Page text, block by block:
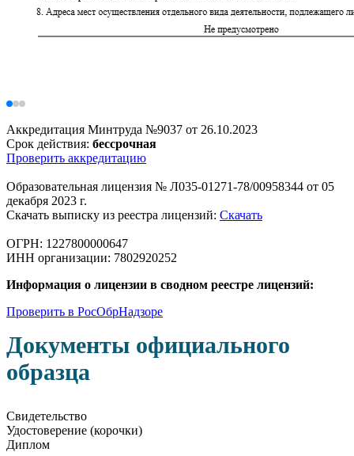
Аккредитация Минтруда №9037 от 26.10.2023
Срок действия: бессрочная
Проверить аккредитацию
Образовательная лицензия № Л035-01271-78/00958344 от 05
декабря 2023 г.
Скачать выписку из реестра лицензий: Скачать
ОГРН: 1227800000647
ИНН организации: 7802920252
Информация о лицензии в сводном реестре лицензий:
Проверить в РосОбрНадзоре
Документы официального
образца
Свидетельство
Удостоверение (корочки)
Диплом